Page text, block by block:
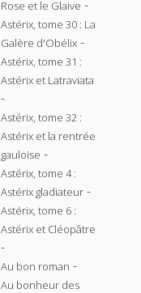
Rose et le Glaive -
Astérix, tome 30 : La
Galère d'Obélix -
Astérix, tome 31 :
Astérix et Latraviata
-
Astérix, tome 32 :
Astérix et la rentrée
gauloise -
Astérix, tome 4 :
Astérix gladiateur -
Astérix, tome 6 :
Astérix et Cléopâtre
-
Au bon roman -
Au bonheur des